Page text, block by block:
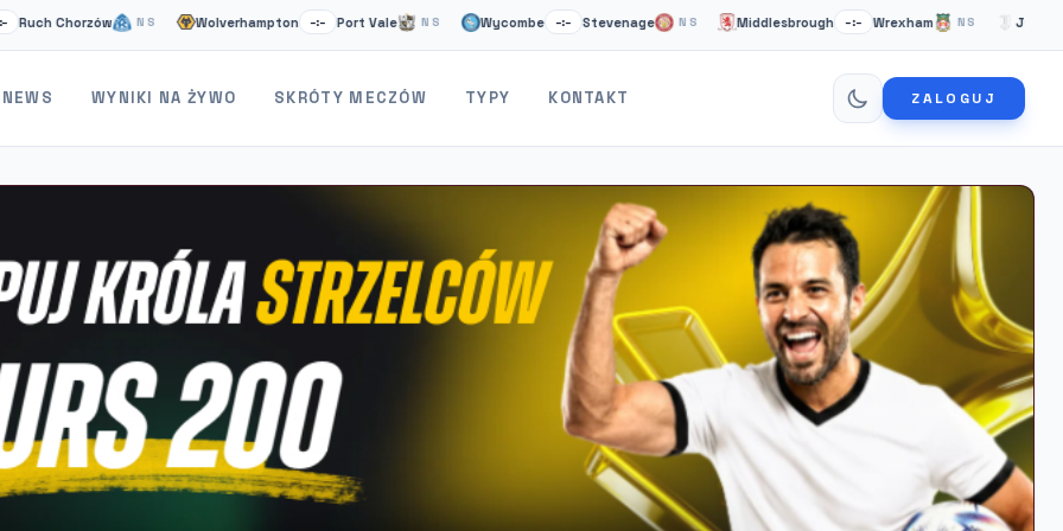
Chorzów NS Wolverhampton –:– Port Vale NS Wycombe –:– Stevenage NS Middlesbrough –:– Wrexham NS Juventus
NEWS WYNIKI NA ŻYWO SKRÓTY MECZÓW TYPY KONTAKT ZALOGUJ